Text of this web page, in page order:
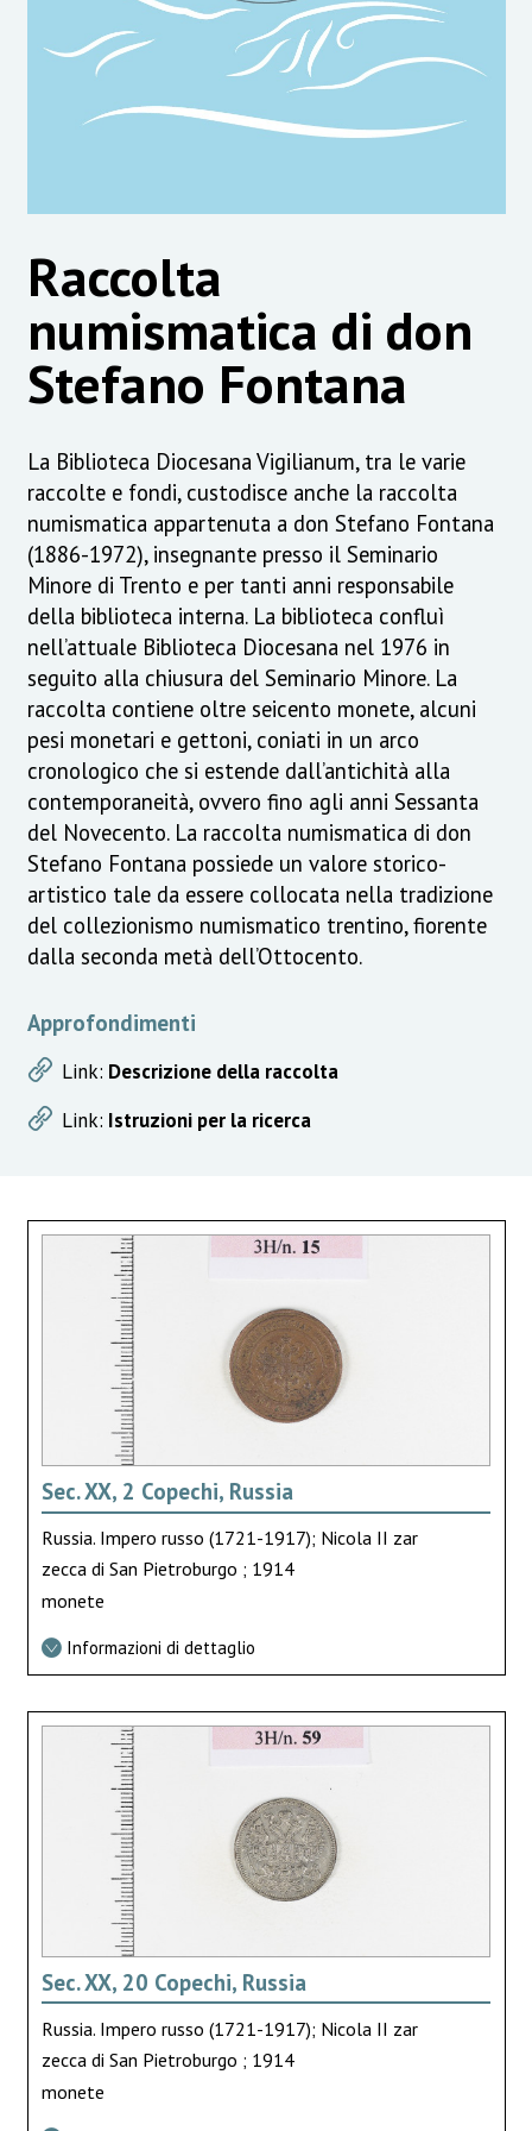
Raccolta
numismatica di don
Stefano Fontana
La Biblioteca Diocesana Vigilianum, tra le varie
raccolte e fondi, custodisce anche la raccolta
numismatica appartenuta a don Stefano Fontana
(1886-1972), insegnante presso il Seminario
Minore di Trento e per tanti anni responsabile
della biblioteca interna. La biblioteca confluì
nell’attuale Biblioteca Diocesana nel 1976 in
seguito alla chiusura del Seminario Minore. La
raccolta contiene oltre seicento monete, alcuni
pesi monetari e gettoni, coniati in un arco
cronologico che si estende dall’antichità alla
contemporaneità, ovvero fino agli anni Sessanta
del Novecento. La raccolta numismatica di don
Stefano Fontana possiede un valore storico-
artistico tale da essere collocata nella tradizione
del collezionismo numismatico trentino, fiorente
dalla seconda metà dell’Ottocento.
Approfondimenti
Link: Descrizione della raccolta
Link: Istruzioni per la ricerca
Sec. XX, 2 Copechi, Russia
Russia. Impero russo (1721-1917); Nicola II zar
zecca di San Pietroburgo ; 1914
monete
Informazioni di dettaglio
Sec. XX, 20 Copechi, Russia
Russia. Impero russo (1721-1917); Nicola II zar
zecca di San Pietroburgo ; 1914
monete